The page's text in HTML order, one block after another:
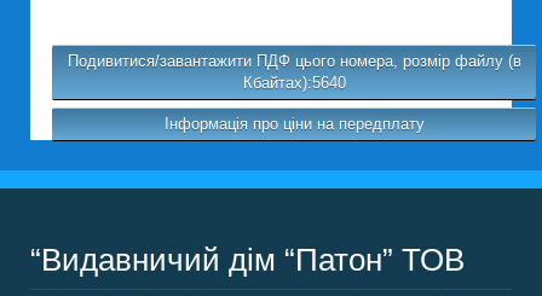
Подивитися/завантажити ПДФ цього номера, розмір файлу (в
Кбайтах):5640
Інформація про ціни на передплату
“Видавничий дім “Патон” ТОВ